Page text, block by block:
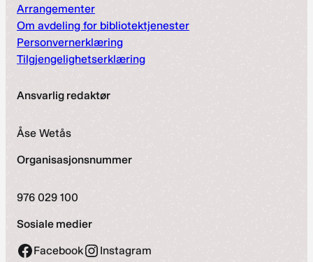
Arrangementer
Om avdeling for bibliotektjenester
Personvernerklæring
Tilgjengelighetserklæring
Ansvarlig redaktør
Åse Wetås
Organisasjonsnummer
976 029 100
Sosiale medier
Facebook Instagram